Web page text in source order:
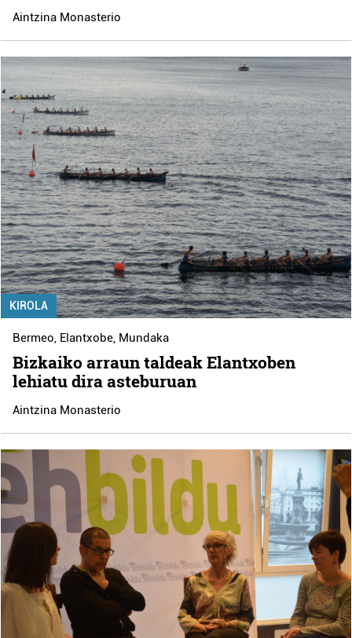
Aintzina Monasterio
KIROLA
Bermeo, Elantxobe, Mundaka
Bizkaiko arraun taldeak Elantxoben
lehiatu dira asteburuan
Aintzina Monasterio